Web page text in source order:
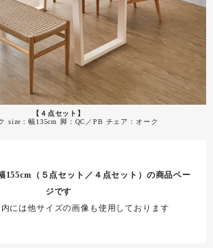
【４点セット】
size：幅135cm 脚：QC／PB チェア：オーク
155cm（５点セット／４点セット）の商品ペー
ジです
には他サイズの画像も使用しております